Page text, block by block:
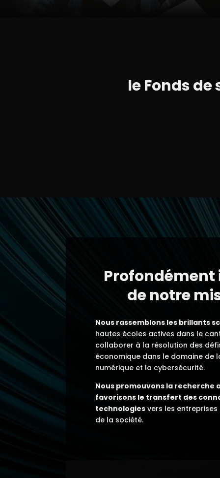
le Fonds
Profondément
de notre
Nous rassemblons les brillants
hautes écoles actives dans le
collaborer à la résolution des
économique dans le domaine de
numérique et la cybersécurité.
Nous promouvons la recherche
favorisons le transfert des
technologies vers les
de la société.